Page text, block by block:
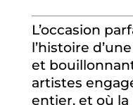
L’occasion
l’histoire
et
artistes
entier, et où la